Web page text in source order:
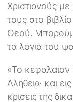
Χριστιανούς
τους στο
Θεού.
τα λόγια του
«Το κεφάλαιον
Αλήθεια· και
κρίσεις της